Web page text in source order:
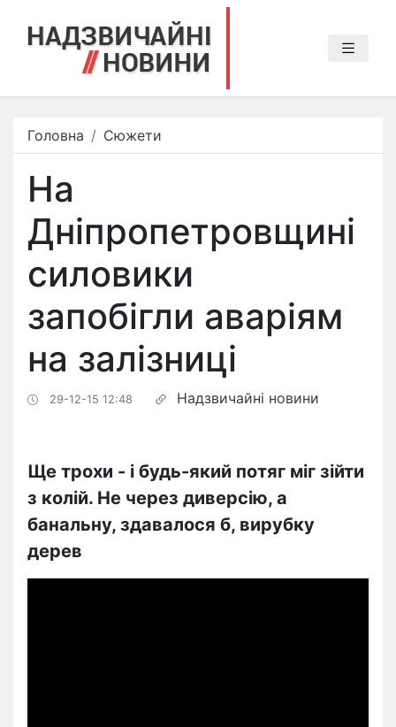
Головна Сюжети
На
Дніпропетровщині
силовики
запобігли аваріям
на залізниці
29-12-15 12:48 Надзвичайні новини
Ще трохи - і будь-який потяг міг зійти
з колій. Не через диверсію, а
банальну, здавалося б, вирубку
дерев